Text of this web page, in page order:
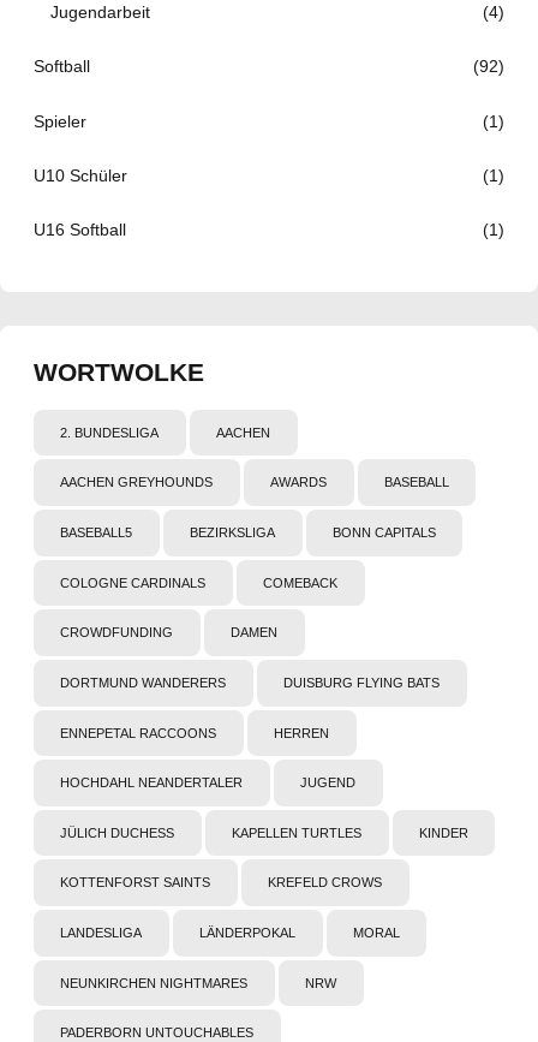
Jugendarbeit (4)
Softball (92)
Spieler (1)
U10 Schüler (1)
U16 Softball (1)
WORTWOLKE
2. BUNDESLIGA AACHEN
AACHEN GREYHOUNDS AWARDS BASEBALL
BASEBALL5 BEZIRKSLIGA BONN CAPITALS
COLOGNE CARDINALS COMEBACK
CROWDFUNDING DAMEN
DORTMUND WANDERERS DUISBURG FLYING BATS
ENNEPETAL RACCOONS HERREN
HOCHDAHL NEANDERTALER JUGEND
JÜLICH DUCHESS KAPELLEN TURTLES KINDER
KOTTENFORST SAINTS KREFELD CROWS
LANDESLIGA LÄNDERPOKAL MORAL
NEUNKIRCHEN NIGHTMARES NRW
PADERBORN UNTOUCHABLES